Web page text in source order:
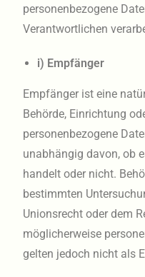
personenbezogene
Verantwortlichen
i) Empfänger
Empfänger ist eine
Behörde, Einrichtung
personenbezogene
unabhängig davon, ob
handelt oder nicht.
bestimmten
Unionsrecht oder dem
möglicherweise
gelten jedoch nicht als